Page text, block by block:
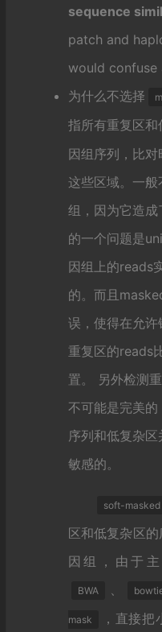
sequence
patch and
would confuse
为什么不选择
指所有重复区和
因组序列，比
这些区域。一
组，因为它造
的一个问题是
因组上的reads
的。而且
误，使得在允许
重复区的reads
置。 另外检测
不可能是完美
序列和低复杂
敏感的。
soft-masked
区和低复杂区
因组，由于
BWA 、
mask
，直接